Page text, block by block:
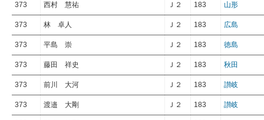
373 西村 慧祐 Ｊ２ 183 山形
373 林 卓人 Ｊ２ 183 広島
373 平島 崇 Ｊ２ 183 徳島
373 藤田 祥史 Ｊ２ 183 秋田
373 前川 大河 Ｊ２ 183 讃岐
373 渡邉 大剛 Ｊ２ 183 讃岐